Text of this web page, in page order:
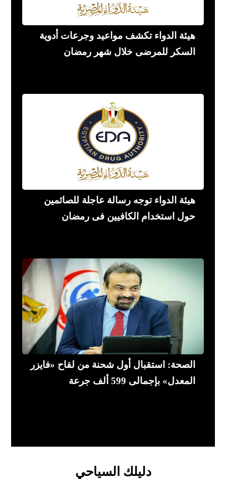
هيئة الدواء تكشف مواعيد وجرعات أدوية
السكر للمرضى خلال شهر رمضان
هيئة الدواء توجه رسالة عاجلة للصائمين
حول استخدام الكافيين فى رمضان
الصحة: استقبال أول شحنة من لقاح «فايزر
المعدل» بإجمالى 599 ألف جرعة
دليلك السياحي